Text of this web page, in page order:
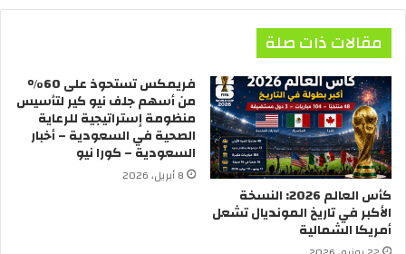
مقالات ذات صلة
كأس العالم 2026: النسخة
الأكبر في تاريخ المونديال تشعل
أمريكا الشمالية
فريمكس تستحوذ على 60%
من أسهم جلف نيو كير لتأسيس
منظومة إستراتيجية للرعاية
الصحية في السعودية – أخبار
السعودية – كورا نيو
8 أبريل، 2026